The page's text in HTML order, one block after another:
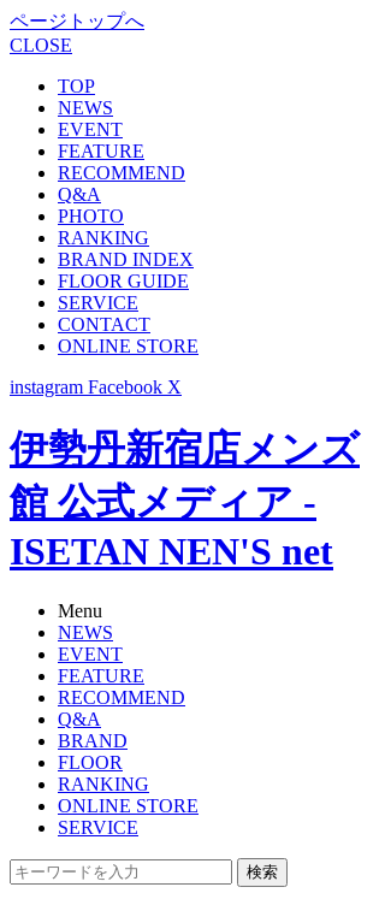
ページトップへ
CLOSE
TOP
NEWS
EVENT
FEATURE
RECOMMEND
Q&A
PHOTO
RANKING
BRAND INDEX
FLOOR GUIDE
SERVICE
CONTACT
ONLINE STORE
instagram Facebook X
伊勢丹新宿店メンズ
館 公式メディア -
ISETAN NEN'S net
Menu
NEWS
EVENT
FEATURE
RECOMMEND
Q&A
BRAND
FLOOR
RANKING
ONLINE STORE
SERVICE
検索